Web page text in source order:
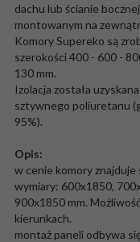
dachu lub ścianie
montowanym na
Komory Supereko są
szerokości 400 - 600 -
130 mm.
Izolacja została
sztywnego poliuretanu
95%).
Opis:
w cenie komory
wymiary: 600x1850,
900x1850 mm.
kierunkach.
montaż paneli odbywa